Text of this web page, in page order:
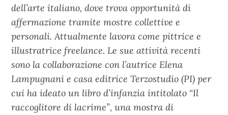
dell’arte italiano, dove trova opportunità di
affermazione tramite mostre collettive e
personali. Attualmente lavora come pittrice e
illustratrice freelance. Le sue attività recenti
sono la collaborazione con l’autrice Elena
Lampugnani e casa editrice Terzostudio (PI) per
cui ha ideato un libro d’infanzia intitolato “Il
raccoglitore di lacrime”, una mostra di